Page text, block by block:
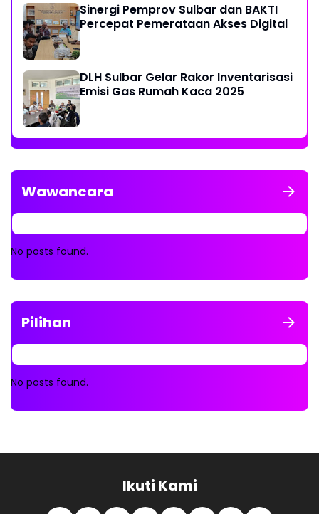
Sinergi Pemprov Sulbar dan BAKTI
Percepat Pemerataan Akses Digital
DLH Sulbar Gelar Rakor Inventarisasi
Emisi Gas Rumah Kaca 2025
Wawancara
No posts found.
Pilihan
No posts found.
Ikuti Kami